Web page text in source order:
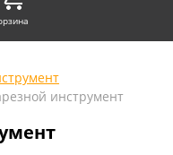
инструмент